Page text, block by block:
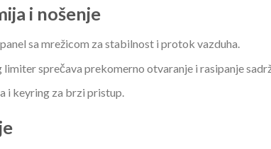
i nošenje
sa mrežicom za stabilnost i protok vazduha.
sprečava prekomerno otvaranje i rasipanje
i keyring za brzi pristup.